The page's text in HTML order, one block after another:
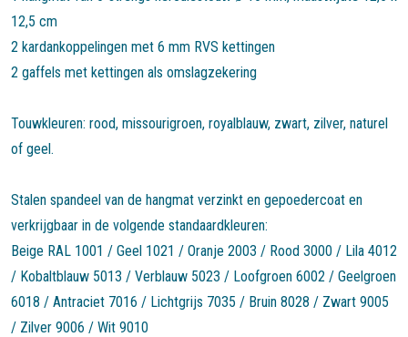
12,5 cm
2 kardankoppelingen met 6 mm RVS kettingen
2 gaffels met kettingen als omslagzekering
Touwkleuren: rood, missourigroen, royalblauw, zwart, zilver, naturel
of geel.
Stalen spandeel van de hangmat verzinkt en gepoedercoat en
verkrijgbaar in de volgende standaardkleuren:
Beige RAL 1001 / Geel 1021 / Oranje 2003 / Rood 3000 / Lila 4012
/ Kobaltblauw 5013 / Verblauw 5023 / Loofgroen 6002 / Geelgroen
6018 / Antraciet 7016 / Lichtgrijs 7035 / Bruin 8028 / Zwart 9005
/ Zilver 9006 / Wit 9010